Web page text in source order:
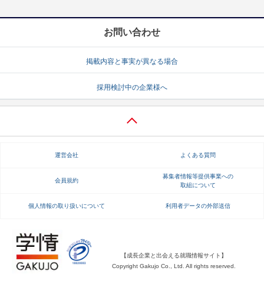
就活ノウハウ・サポート
就活支援
就活ノウハウが満載！ お役立ち記事・相談室など
適職診断 就活チャンネル
お問い合わせ
掲載内容と事実が異なる場合
採用検討中の企業様へ
運営会社 よくある質問
会員規約
募集者情報等提供事業への
取組について
個人情報の取り扱いについて 利用者データの外部送信
【成長企業と出会える就職情報サイト】
Copyright Gakujo Co., Ltd. All rights reserved.